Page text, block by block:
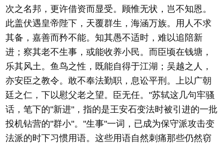
次之名邦，更许借资而显受。顾惟无状，岂不知恩。
此盖伏遇皇帝陛下，天覆群生，海涵万族。用人不求
其备，嘉善而矜不能。知其愚不适时，难以追陪新
进；察其老不生事，或能收养小民。而臣顷在钱塘，
乐其风土。鱼鸟之性，既能自得于江湖；吴越之人，
亦安臣之教令。敢不奉法勤职，息讼平刑。上以广朝
廷之仁，下以慰父老之望。臣无任。"苏轼这几句牢骚
话，笔下的"新进"，指的是王安石变法时被引进的一批
投机钻营的"群小"。"生事"一词，已成为保守派攻击变
法派的时下习惯用语。这些用语自然刺痛那些仍然窃